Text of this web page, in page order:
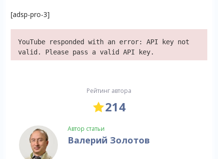
[adsp-pro-3]
YouTube responded with an error: API key not
valid. Please pass a valid API key.
Рейтинг автора
214
Автор статьи
Валерий Золотов